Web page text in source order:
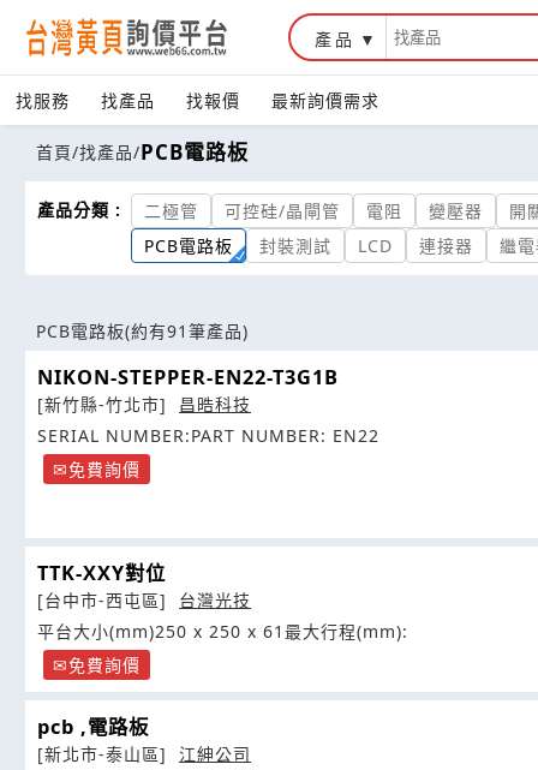
產品
找服務 找產品 找報價 最新詢價需求
首頁/找產品/PCB電路板
產品分類 : 二極管 可控硅/晶閘管 電阻 變壓器
開
PCB電路板
封裝測試 LCD 連接器 繼
PCB電路板(約有91筆產品)
NIKON-STEPPER-EN22-T3G1B
[新竹縣-竹北市]
昌晧科技
SERIAL NUMBER:PART NUMBER: EN22
免費詢價
TTK-XXY對位
[台中市-西屯區]
台灣光技
平台大小(mm)250 x 250 x 61最大行程(mm):
免費詢價
pcb ,電路板
[新北市-泰山區]
江紳公司